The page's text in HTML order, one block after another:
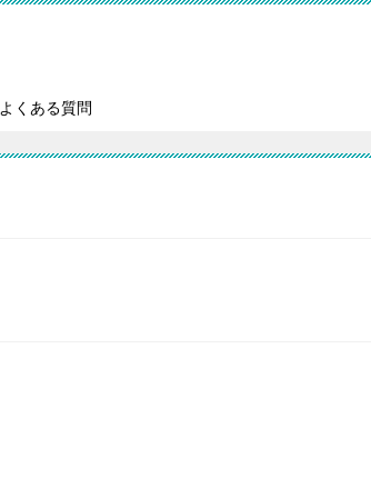
よくある質問